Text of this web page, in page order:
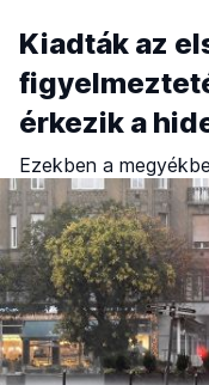
Kiadták az
érkezik a
Ezekben a